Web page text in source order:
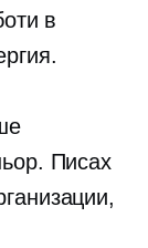
в
Писах